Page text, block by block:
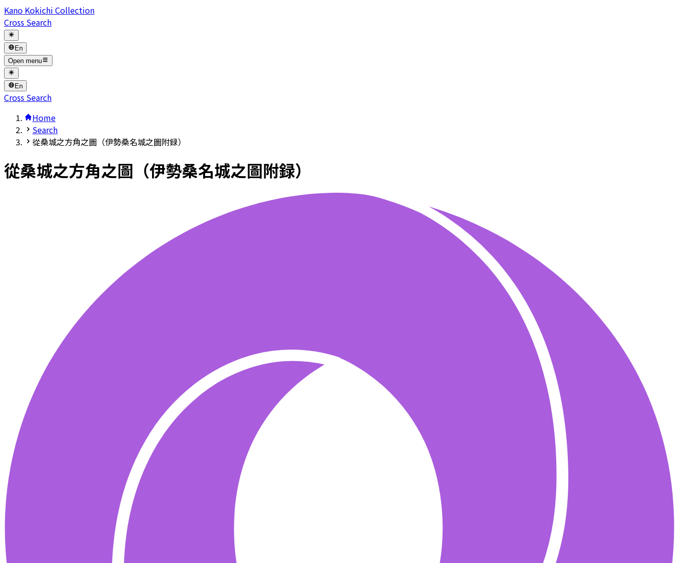
Kano Kokichi Collection
Cross Search
En
Open menu
En
Cross Search
Home
Search
從桑城之方角之圖（伊勢桑名城之圖附録）
從桑城之方角之圖（伊勢桑名城之圖附録）